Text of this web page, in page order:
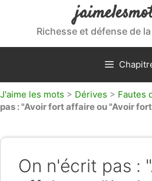
Richesse et défense de
J'aime les mots > Dérives > Fautes
pas : "Avoir fort affaire ou "Avoir
On n'écrit pas :